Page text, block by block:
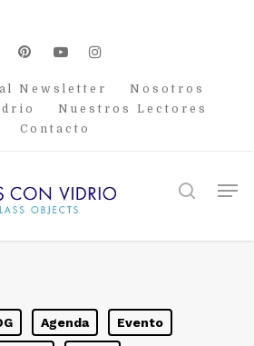
pinterest
youtubeinstagram
Newsletter
Nosotros
Nuestros Lectores
Contacto
search
Agenda Evento